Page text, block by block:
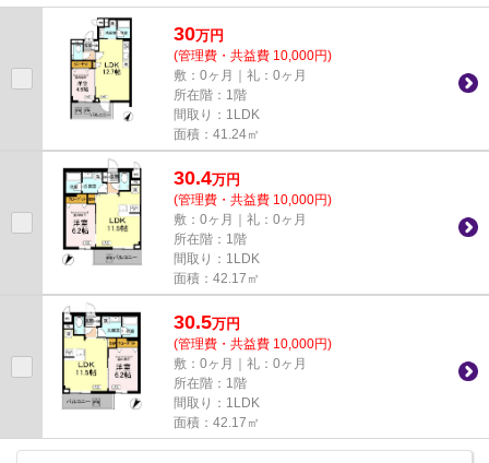
30万円
(管理費・共益費 10,000円)
敷：0ヶ月｜礼：0ヶ月
所在階：1階
間取り：1LDK
面積：41.24㎡
30.4万円
(管理費・共益費 10,000円)
敷：0ヶ月｜礼：0ヶ月
所在階：1階
間取り：1LDK
面積：42.17㎡
30.5万円
(管理費・共益費 10,000円)
敷：0ヶ月｜礼：0ヶ月
所在階：1階
間取り：1LDK
面積：42.17㎡